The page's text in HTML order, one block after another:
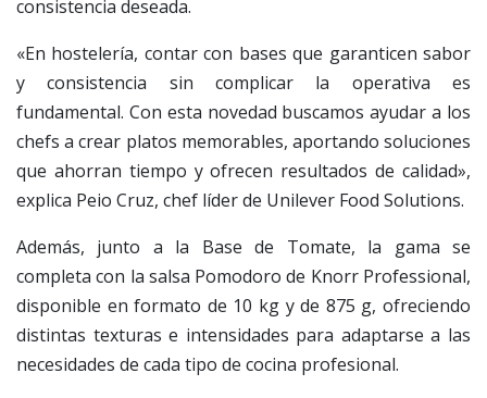
consistencia deseada.
«En hostelería, contar con bases que garanticen sabor
y consistencia sin complicar la operativa es
fundamental. Con esta novedad buscamos ayudar a los
chefs a crear platos memorables, aportando soluciones
que ahorran tiempo y ofrecen resultados de calidad»,
explica Peio Cruz, chef líder de Unilever Food Solutions.
Además, junto a la Base de Tomate, la gama se
completa con la salsa Pomodoro de Knorr Professional,
disponible en formato de 10 kg y de 875 g, ofreciendo
distintas texturas e intensidades para adaptarse a las
necesidades de cada tipo de cocina profesional.